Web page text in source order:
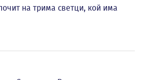
на трима светци, кой има